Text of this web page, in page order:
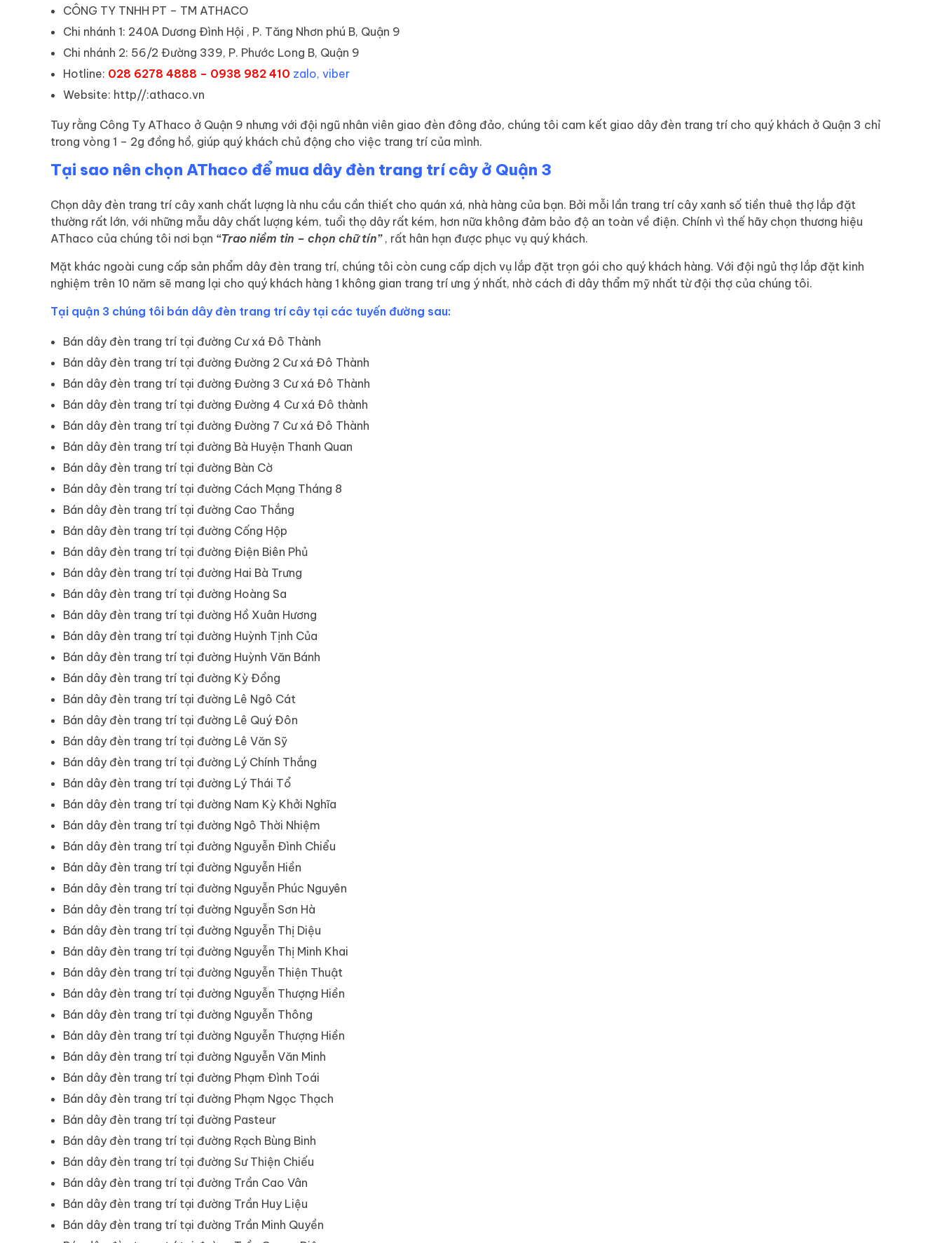
CÔNG TY TNHH PT – TM ATHACO
Chi nhánh 1: 240A Dương Đình Hội , P. Tăng Nhơn phú B, Quận 9
Chi nhánh 2: 56/2 Đường 339, P. Phước Long B, Quận 9
Hotline: 028 6278 4888 – 0938 982 410 zalo, viber
Website: http//:athaco.vn
Tuy rằng Công Ty AThaco ở Quận 9 nhưng với đội ngũ nhân viên giao đèn đông đảo, chúng tôi cam kết giao dây đèn trang trí cho quý khách ở Quận 3 chỉ
trong vòng 1 – 2g đồng hồ, giúp quý khách chủ động cho việc trang trí của mình.
Tại sao nên chọn AThaco để mua dây đèn trang trí cây ở Quận 3
Chọn dây đèn trang trí cây xanh chất lượng là nhu cầu cần thiết cho quán xá, nhà hàng của bạn. Bởi mỗi lần trang trí cây xanh số tiền thuê thợ lắp đặt
thường rất lớn, với những mẫu dây chất lượng kém, tuổi thọ dây rất kém, hơn nữa không đảm bảo độ an toàn về điện. Chính vì thế hãy chọn thương hiệu
AThaco của chúng tôi nơi bạn “Trao niềm tin – chọn chữ tín”, rất hân hạn được phục vụ quý khách.
Mặt khác ngoài cung cấp sản phẩm dây đèn trang trí, chúng tôi còn cung cấp dịch vụ lắp đặt trọn gói cho quý khách hàng. Với đội ngủ thợ lắp đặt kinh
nghiệm trên 10 năm sẽ mang lại cho quý khách hàng 1 không gian trang trí ưng ý nhất, nhờ cách đi dây thẩm mỹ nhất từ đội thợ của chúng tôi.
Tại quận 3 chúng tôi bán dây đèn trang trí cây tại các tuyến đường sau:
Bán dây đèn trang trí tại đường Cư xá Đô Thành
Bán dây đèn trang trí tại đường Đường 2 Cư xá Đô Thành
Bán dây đèn trang trí tại đường Đường 3 Cư xá Đô Thành
Bán dây đèn trang trí tại đường Đường 4 Cư xá Đô thành
Bán dây đèn trang trí tại đường Đường 7 Cư xá Đô Thành
Bán dây đèn trang trí tại đường Bà Huyện Thanh Quan
Bán dây đèn trang trí tại đường Bàn Cờ
Bán dây đèn trang trí tại đường Cách Mạng Tháng 8
Bán dây đèn trang trí tại đường Cao Thắng
Bán dây đèn trang trí tại đường Cống Hộp
Bán dây đèn trang trí tại đường Điện Biên Phủ
Bán dây đèn trang trí tại đường Hai Bà Trưng
Bán dây đèn trang trí tại đường Hoàng Sa
Bán dây đèn trang trí tại đường Hồ Xuân Hương
Bán dây đèn trang trí tại đường Huỳnh Tịnh Của
Bán dây đèn trang trí tại đường Huỳnh Văn Bánh
Bán dây đèn trang trí tại đường Kỳ Đồng
Bán dây đèn trang trí tại đường Lê Ngô Cát
Bán dây đèn trang trí tại đường Lê Quý Đôn
Bán dây đèn trang trí tại đường Lê Văn Sỹ
Bán dây đèn trang trí tại đường Lý Chính Thắng
Bán dây đèn trang trí tại đường Lý Thái Tổ
Bán dây đèn trang trí tại đường Nam Kỳ Khởi Nghĩa
Bán dây đèn trang trí tại đường Ngô Thời Nhiệm
Bán dây đèn trang trí tại đường Nguyễn Đình Chiểu
Bán dây đèn trang trí tại đường Nguyễn Hiền
Bán dây đèn trang trí tại đường Nguyễn Phúc Nguyên
Bán dây đèn trang trí tại đường Nguyễn Sơn Hà
Bán dây đèn trang trí tại đường Nguyễn Thị Diệu
Bán dây đèn trang trí tại đường Nguyễn Thị Minh Khai
Bán dây đèn trang trí tại đường Nguyễn Thiện Thuật
Bán dây đèn trang trí tại đường Nguyễn Thượng Hiền
Bán dây đèn trang trí tại đường Nguyễn Thông
Bán dây đèn trang trí tại đường Nguyễn Thượng Hiền
Bán dây đèn trang trí tại đường Nguyễn Văn Minh
Bán dây đèn trang trí tại đường Phạm Đình Toái
Bán dây đèn trang trí tại đường Phạm Ngọc Thạch
Bán dây đèn trang trí tại đường Pasteur
Bán dây đèn trang trí tại đường Rạch Bùng Binh
Bán dây đèn trang trí tại đường Sư Thiện Chiếu
Bán dây đèn trang trí tại đường Trần Cao Vân
Bán dây đèn trang trí tại đường Trần Huy Liệu
Bán dây đèn trang trí tại đường Trần Minh Quyền